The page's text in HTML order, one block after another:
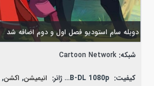
دوبله سام استودیو فصل اول و دوم اضافه شد
شبکه: Cartoon Network
کیفیت: WEB-DL 1080p ژانر: انیمیشن, اکشن,